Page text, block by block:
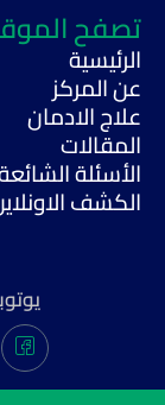
تصفح
الرئيسية
عن المركز
علاج الادمان
المقالات
الأسئلة
الكشف